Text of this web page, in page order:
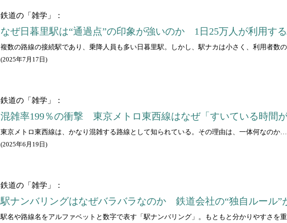
鉄道の「雑学」：
なぜ日暮里駅は“通過点”の印象が強いのか 1日25万人が利用す
複数の路線の接続駅であり、乗降人員も多い日暮里駅。しかし、駅ナカは小さく、利用者数
(2025年7月17日 )
鉄道の「雑学」：
混雑率199％の衝撃 東京メトロ東西線はなぜ「すいている時間
東京メトロ東西線は、かなり混雑する路線として知られている。その理由は、一体何なのか
(2025年6月19日 )
鉄道の「雑学」：
駅ナンバリングはなぜバラバラなのか 鉄道会社の“独自ルール”
駅名や路線名をアルファベットと数字で表す「駅ナンバリング」。もともと分かりやすさを